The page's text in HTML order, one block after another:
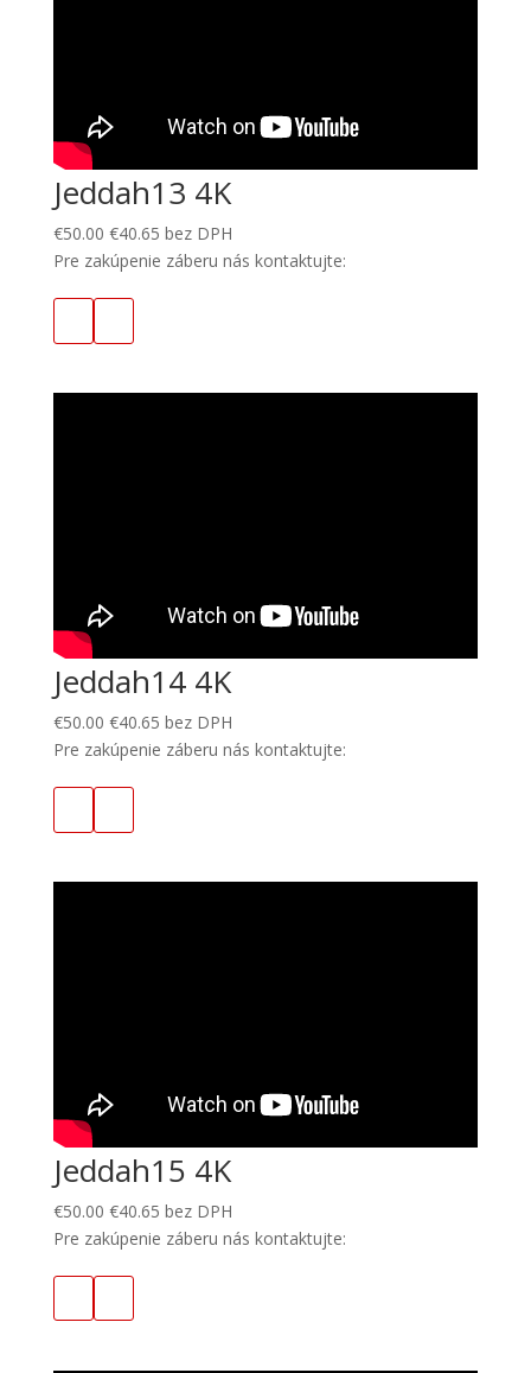
Jeddah13 4K
€50.00 €40.65 bez DPH
Pre zakúpenie záberu nás kontaktujte:
Jeddah14 4K
€50.00 €40.65 bez DPH
Pre zakúpenie záberu nás kontaktujte:
Jeddah15 4K
€50.00 €40.65 bez DPH
Pre zakúpenie záberu nás kontaktujte: